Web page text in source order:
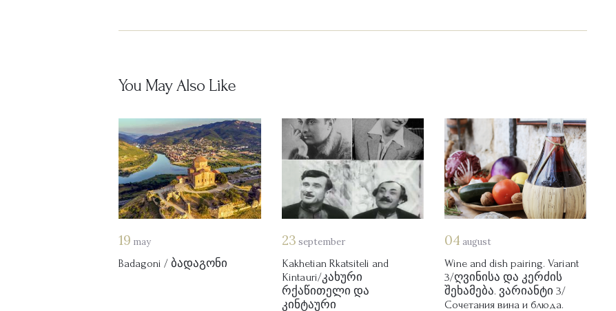
You May Also Like
19 may
Badagoni / ბადაგონი
23 september
Kakhetian Rkatsiteli and
Kintauri/კახური
რქაწითელი და
კინტაური
04 august
Wine and dish pairing. Variant
3/ღვინისა და კერძის
შეხამება. ვარიანტი 3/
Сочетания вина и блюда.